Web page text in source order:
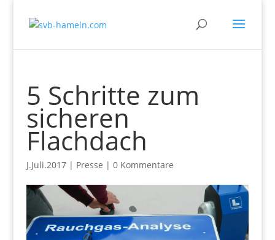
5 Schritte zum
sicheren
Flachdach
J.Juli.2017| Presse | 0 Kommentare